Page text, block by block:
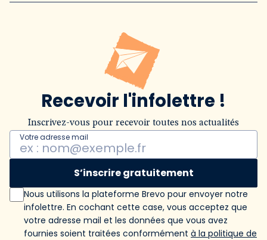
Recevoir l'infolettre !
Inscrivez-vous pour recevoir toutes nos actualités
Votre adresse mail
S’inscrire gratuitement
Nous utilisons la plateforme Brevo pour envoyer notre
infolettre. En cochant cette case, vous acceptez que
votre adresse mail et les données que vous avez
fournies soient traitées conformément à la politique de